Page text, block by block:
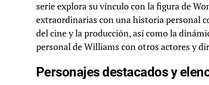
serie explora su vínculo con la figura de
extraordinarias con una historia personal
del cine y la producción, así como la
personal de Williams con otros actores y
Personajes destacados y